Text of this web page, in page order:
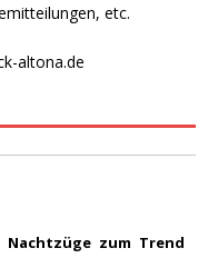
etc.
altona.de
zum Trend